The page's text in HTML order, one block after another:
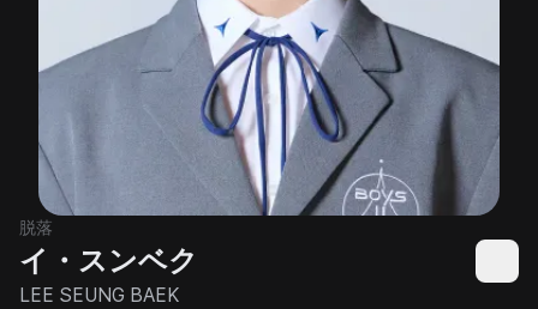
脱落
イ・スンベク
LEE SEUNG BAEK